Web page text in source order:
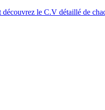
le C.V détaillé de